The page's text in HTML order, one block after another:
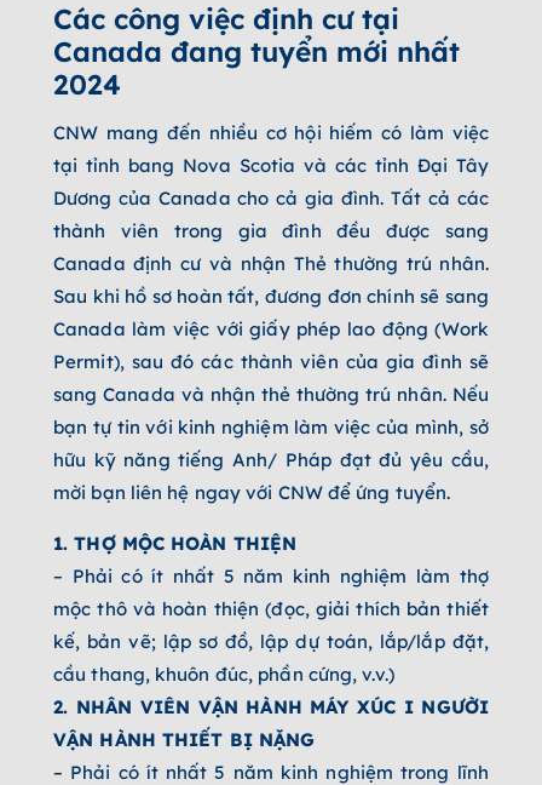
Các công việc định cư tại
Canada đang tuyển mới nhất
2024
CNW mang đến nhiều cơ hội hiếm có làm việc
tại tỉnh bang Nova Scotia và các tỉnh Đại Tây
Dương của Canada cho cả gia đình. Tất cả các
thành viên trong gia đình đều được sang
Canada định cư và nhận Thẻ thường trú nhân.
Sau khi hồ sơ hoàn tất, đương đơn chính sẽ sang
Canada làm việc với giấy phép lao động (Work
Permit), sau đó các thành viên của gia đình sẽ
sang Canada và nhận thẻ thường trú nhân. Nếu
bạn tự tin với kinh nghiệm làm việc của mình, sở
hữu kỹ năng tiếng Anh/ Pháp đạt đủ yêu cầu,
mời bạn liên hệ ngay với CNW để ứng tuyển.
1. THỢ MỘC HOÀN THIỆN
– Phải có ít nhất 5 năm kinh nghiệm làm thợ
mộc thô và hoàn thiện (đọc, giải thích bản thiết
kế, bản vẽ; lập sơ đồ, lập dự toán, lắp/lắp đặt,
cầu thang, khuôn đúc, phần cứng, v.v.)
2. NHÂN VIÊN VẬN HÀNH MÁY XÚC I NGƯỜI
VẬN HÀNH THIẾT BỊ NẶNG
– Phải có ít nhất 5 năm kinh nghiệm trong lĩnh